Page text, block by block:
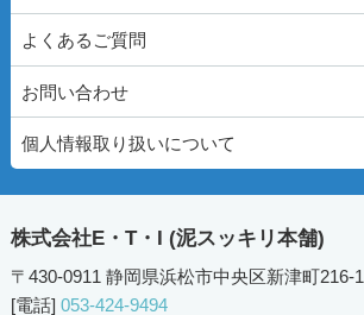
よくあるご質問
お問い合わせ
個人情報取り扱いについて
株式会社E・T・I (泥スッキリ本舗)
〒430-0911 静岡県浜松市中央区新津町216-1
[電話] 053-424-9494